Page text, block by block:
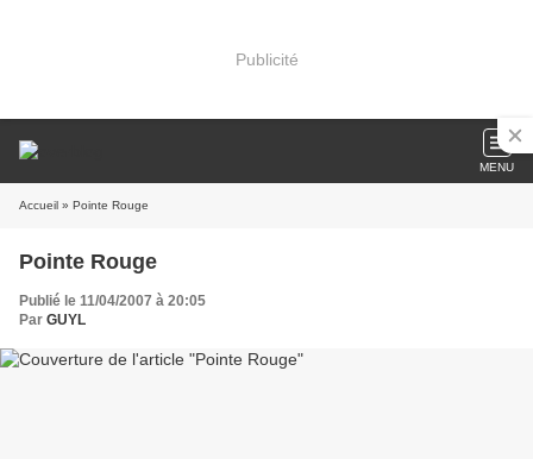
Publicité
MENU
Accueil » Pointe Rouge
Pointe Rouge
Publié le 11/04/2007 à 20:05
Par GUYL